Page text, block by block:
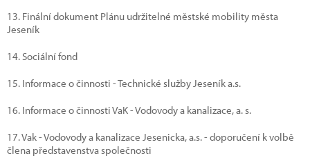
13. Finální dokument Plánu udržitelné městské mobility města
Jeseník
14. Sociální fond
15. Informace o činnosti - Technické služby Jeseník a.s.
16. Informace o činnosti VaK - Vodovody a kanalizace, a. s.
17. Vak - Vodovody a kanalizace Jesenicka, a.s. - doporučení k volbě
člena představenstva společnosti